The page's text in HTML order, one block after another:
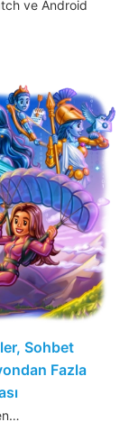
ve Android
Sohbet
Fazla